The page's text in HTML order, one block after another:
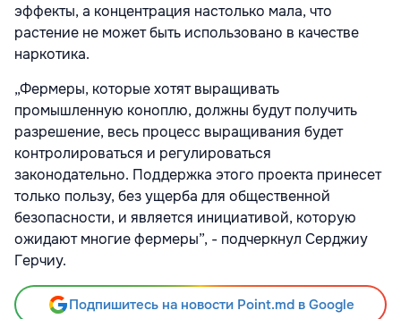
эффекты, а концентрация настолько мала, что
растение не может быть использовано в качестве
наркотика.
„Фермеры, которые хотят выращивать
промышленную коноплю, должны будут получить
разрешение, весь процесс выращивания будет
контролироваться и регулироваться
законодательно. Поддержка этого проекта принесет
только пользу, без ущерба для общественной
безопасности, и является инициативой, которую
ожидают многие фермеры”, - подчеркнул Серджиу
Герчиу.
Подпишитесь на новости Point.md в Google